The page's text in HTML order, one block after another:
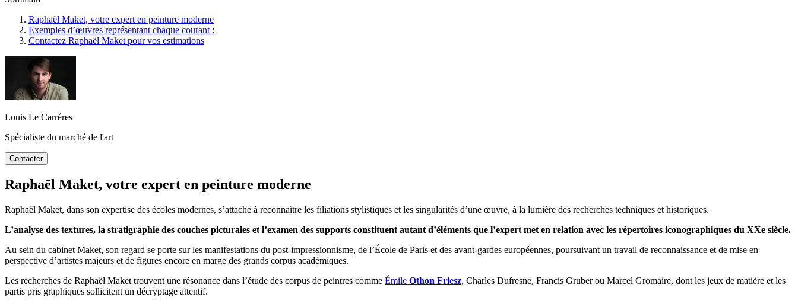
Raphaël Maket, votre expert en peinture moderne
Exemples d’œuvres représentant chaque courant :
Contactez Raphaël Maket pour vos estimations
Louis Le Carréres
Spécialiste du marché de l'art
Contacter
Raphaël Maket, votre expert en peinture moderne
Raphaël Maket, dans son expertise des écoles modernes, s’attache à reconnaître les filiations stylistiques et les singularités d’une œuvre, à la lumière des recherches techniques et historiques.
L’analyse des textures, la stratigraphie des couches picturales et l’examen des supports constituent autant d’éléments que l’expert met en relation avec les répertoires iconographiques du XXe siècle.
Au sein du cabinet Maket, son regard se porte sur les manifestations du post-impressionnisme, de l’École de Paris et des avant-gardes européennes, poursuivant un travail de reconnaissance et de mise en
perspective d’artistes majeurs et de figures encore en marge des grands corpus académiques.
Les recherches de Raphaël Maket trouvent une résonance dans l’étude des corpus de peintres comme Émile Othon Friesz, Charles Dufresne, Francis Gruber ou Marcel Gromaire, dont les jeux de matière et les
partis pris graphiques sollicitent un décryptage attentif.